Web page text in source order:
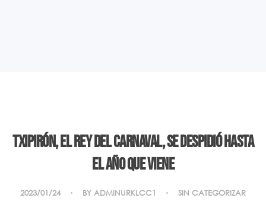
Txipirón, el rey del Carnaval, se despidió hasta
el año que viene
2023/01/24 BY ADMINURKLCC1 SIN CATEGORIZAR